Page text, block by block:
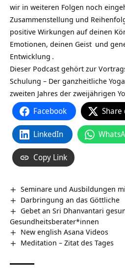
wir in weiteren Folgen noch
Zusammenstellung und
positive Wirkungen auf deinen
Emotionen, deinen Geist und
Entwicklung .
Dieser Podcast gehört zur
Schulung – Der ganzheitliche
zweiten Jahres der zweijährigen
Facebook Share
LinkedIn
Copy Link
Seminare und Ausbildungen
Darbringung an das Göttliche
Gebet an Sri Dhanvantari
Gesundheitsberater*innen
New english Asana Videos
Meditation – Zitat des Tages